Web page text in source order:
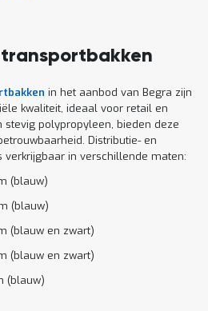
in het aanbod van Begra zijn
kwaliteit, ideaal voor retail en
stevig polypropyleen, bieden deze
Distributie- en
verkrijgbaar in verschillende maten:
(blauw)
(blauw)
(blauw en zwart)
(blauw en zwart)
(blauw)